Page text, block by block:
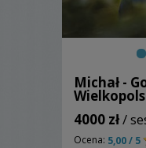
Michał -
4000 zł/
Ocena: 5,00 / 5